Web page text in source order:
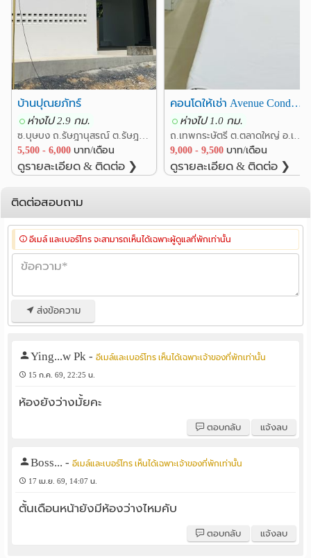
บ้านปุณยภัทร์
ห่างไป 2.9 กม.
5,500 - 6,000 บาท/เดือน
ดูรายละเอียด & ติดต่อ ❯
คอนโดให้เช่า Avenue Condo 412
ห่างไป 1.0 กม.
9,000 - 9,500 บาท/เดือน
ดูรายละเอียด & ติดต่อ ❯
ติดต่อสอบถาม
อีเมล์ และเบอร์โทร จะสามารถเห็นได้เฉพาะผู้ดูแลที่พักเท่านั้น
ส่งข้อความ
Ying...w Pk -อีเมล์และเบอร์โทร เห็นได้เฉพาะเจ้าของที่พักเท่านั้น
15 ก.ค. 69, 22:25 น.
ห้องยังว่างมั้ยคะ
ตอบกลับ แจ้งลบ
Boss... -อีเมล์และเบอร์โทร เห็นได้เฉพาะเจ้าของที่พักเท่านั้น
17 เม.ย. 69, 14:07 น.
ตั้นเดือนหน้ายังมีห้องว่างไหมคับ
ตอบกลับ แจ้งลบ